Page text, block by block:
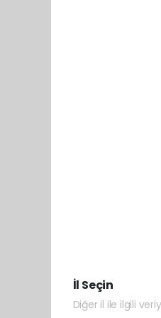
İl Seçin
Diğer il ile ilgili